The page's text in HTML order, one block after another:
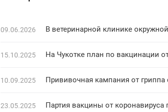
09.06.2026 В ветеринарной клинике
15.10.2025 На Чукотке план по вакцинации
10.09.2025 Прививочная кампания от гриппа
23.05.2025 Партия вакцины от коронавируса